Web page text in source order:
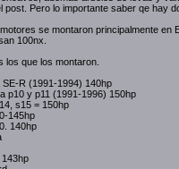
post. Pero lo importante saber qe hay
se montaron principalmente en
100nx.
los que los montaron.
SE-R (1991-1994) 140hp
p10 y p11 (1991-1996) 150hp
s15 = 150hp
145hp
140hp
143hp